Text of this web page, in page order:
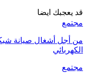
قد يعجبك ايضا
مجتمع
من أجل أشغال صيانة شبكة
الكهربائي
مجتمع